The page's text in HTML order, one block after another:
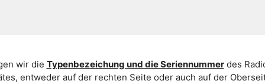
wir die Typenbezeichung und die Seriennummerdes
entweder auf der rechten Seite oder auch auf der